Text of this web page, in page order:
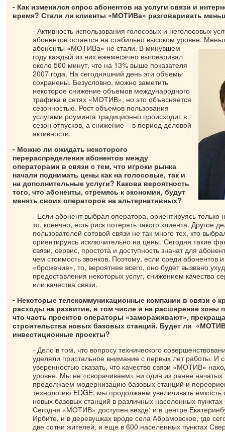
- Как изменился спрос абонентов на услуги связи и
время? Стали ли клиенты «МОТИВа» разговаривать
- Активность использования голосовых и неголосовых
абонентов остается на стабильно высоком уровне.
абоненты «МОТИВа» не стали. В минувшем
году каждый из них ежемесячно выговаривал
около 500 минут, что на 13% выше показателя
2007 года. На сегодняшний день эти объемы
сохранены. Безусловно, можно заметить
некоторое снижение объемов международного
трафика в сетях «МОТИВ», но это объясняется
сезонностью. Рост объемов пользования
услугами роуминга традиционно происходит в
сезон отпусков, а снижение – в период деловой
активности.
- Можно ли ожидать некоторого
перераспределения абонентов между
операторами в связи с тем, что игроки рынка
начали поднимать цены как на голосовые, так и
на дополнительные услуги? Какова вероятность
того, что абоненты, стремясь к экономии, будут
менять своих операторов на альтернативных?
- Если абонент выбрал оператора, ориентируясь только
то, конечно, есть риск потерять такого клиента. Другое
пользователей сотовой связи не так много тех, кто
ориентируясь исключительно на цены. Сегодня такие
связи, сервис, простота и доступность значат для
чем стоимость звонков. Поэтому, если среди абонентов
«брожение», то, вероятнее всего, оно будет вызвано
предоставления некоторых услуг, снижением качества
или качества связи.
- Некоторые телекоммуникационные компании в связи с
расходы на развитие, в том числе и на расширение зоны
что часть проектов операторы «замораживают»,
строительства новых базовых станций. Будет ли
инвестиционные проекты?
- Дело в том, что вопросу технического
уделяли пристальное внимание с первых лет работы. И
уверенностью сказать, что качество связи «МОТИВ»
уровне. Мы не «сворачиваем» ни один из ранее начатых
продолжаем модернизацию базовых станций и
технологию EDGE, мы продолжаем увеличивать емкость
новых базовых станций в различных населенных
Сегодня «МОТИВ» доступен везде: и в центре
Ирбите, и в деревушках вроде села Абрамовское, где
две сотни жителей, и еще в 600 населенных пунктах